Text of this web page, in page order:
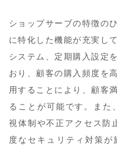
ショップサーブの特徴の
に特化した機能が充実し
システム、定期購入設定
おり、顧客の購入頻度を
用することにより、顧客
ることが可能です。ま
視体制や不正アクセス防
度なセキュリティ対策